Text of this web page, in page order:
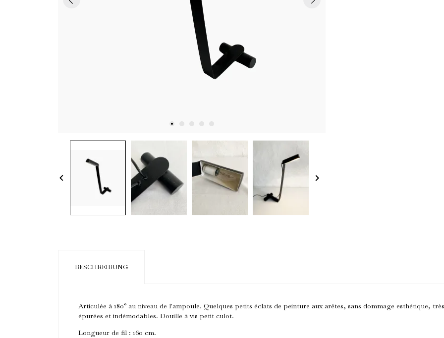
keyboard_arrow_left keyboard_arrow_right
BESCHREIBUNG
Articulée à 180° au niveau de l'ampoule. Quelques petits éclats de peinture aux arêtes, sans dommage esthétique,
épurées et indémodables. Douille à vis petit culot.
Longueur de fil : 160 cm.